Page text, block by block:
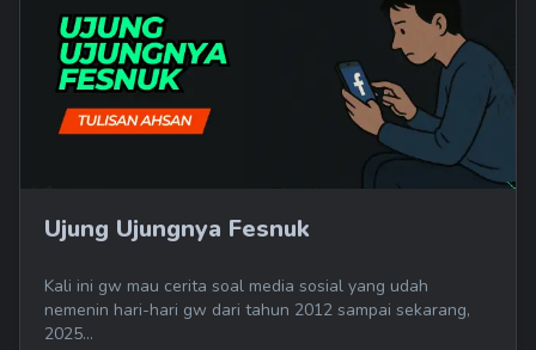
Ujung Ujungnya Fesnuk
Kali ini gw mau cerita soal media sosial yang udah
nemenin hari-hari gw dari tahun 2012 sampai sekarang,
2025...